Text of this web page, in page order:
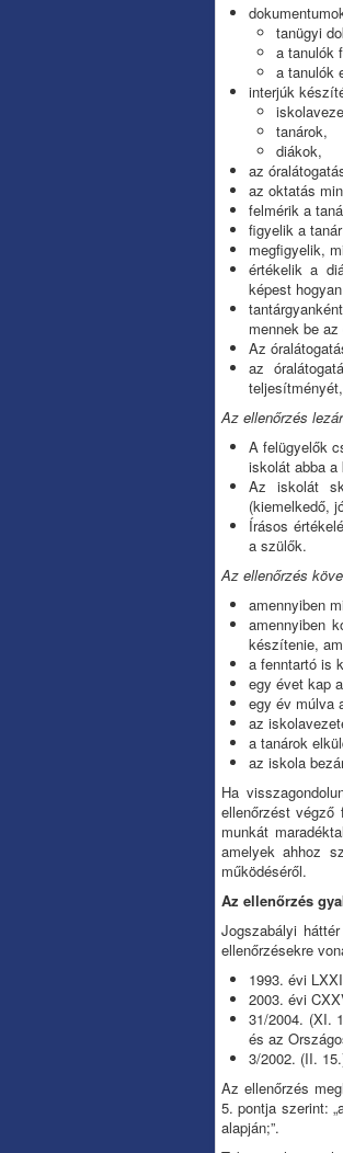
tanügyi
a tanulók
a tanulók
interjúk
tanárok,
diákok,
az
az oktatás
felmérik a
figyelik a
megfigyelik,
értékelik a
képest
mennek be
Az
az
Az ellenőrzés
A felügyelők
iskolát abba a
Az iskolát
(kiemelkedő,
Írásos
a szülők.
Az ellenőrzés
amennyiben
amennyiben
készítenie,
a fenntartó is
egy évet kap
egy év múlva
az
a tanárok
az iskola
Ha
ellenőrzést
munkát
amelyek ahhoz
működéséről.
Az ellenőrzés
Jogszabályi
ellenőrzésekre
1993. évi
2003. évi
31/2004. (XI.
és az
3/2002. (II.
Az ellenőrzés
5. pontja szerint:
alapján;”.